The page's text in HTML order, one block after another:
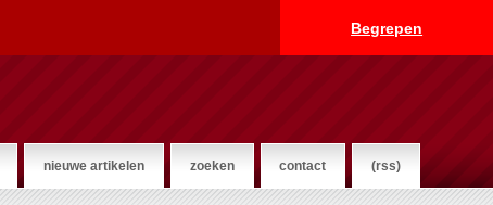
Begrepen
nieuwe artikelen zoeken contact (rss)